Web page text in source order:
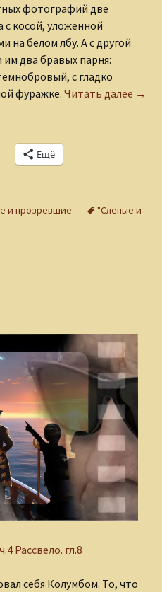
фотографий две
косой, уложенной
на белом лбу. А с другой
два бравых парня:
с гладко
фуражке. Читать далее →
Ещё
и прозревшие
"Слепые и
Рассвело. гл.8
себя Колумбом. То, что